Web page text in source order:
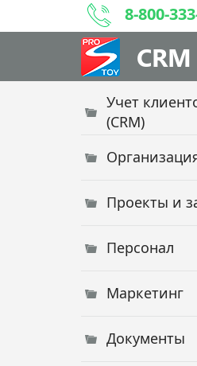
8-800-
Учет
(CRM)
Проекты и
Персонал
Маркетинг
Документы